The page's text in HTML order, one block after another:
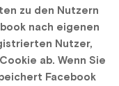
zu den Nutzern
nach eigenen
Nutzer,
ab. Wenn Sie
Facebook